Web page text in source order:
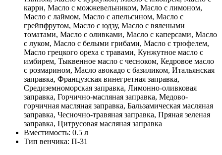
карри, Масло с можжевельником, Масло с лимоном,
Масло с лаймом, Масло с апельсином, Масло с
грейпфрутом, Масло с юдзу, Масло с вялеными
томатами, Масло с оливками, Масло с каперсами, Масло
с луком, Масло с белыми грибами, Масло с трюфелем,
Масло грецкого ореха с травами, Кунжутное масло с
имбирем, Тыквенное масло с чесноком, Кедровое масло
с розмарином, Масло авокадо с базиликом, Итальянская
заправка, Французская винегретная заправка,
Средиземноморская заправка, Лимонно-оливковая
заправка, Горчично-масляная заправка, Медово-
горчичная масляная заправка, Бальзамическая масляная
заправка, Чесночно-травяная заправка, Пряная зеленая
заправка, Цитрусовая масляная заправка
Вместимость: 0.5 л
Тип венчика: П-31